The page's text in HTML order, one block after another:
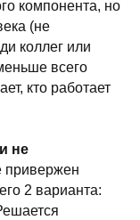
компонента, но
(не
коллег или
всего
кто работает
не
привержен
2 варианта: